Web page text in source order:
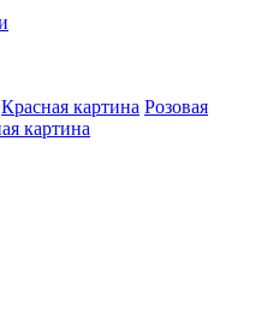
Красная картина Розовая
картина